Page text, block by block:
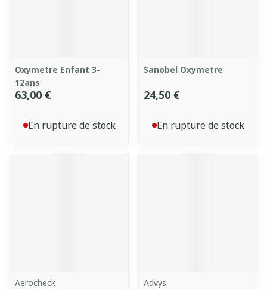
Oxymetre Enfant 3-
12ans
63,00 €
En rupture de stock
Sanobel Oxymetre
24,50 €
En rupture de stock
Aerocheck
Advys